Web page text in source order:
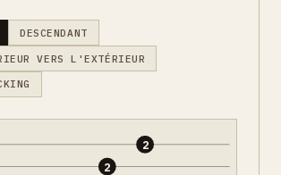
DESCENDANT
VERS L'EXTÉRIEUR
2
2